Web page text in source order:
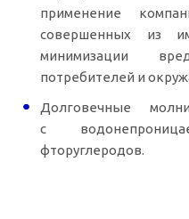
применение
совершенных из
минимизации
потребителей и
Долговечные
с
фторуглеродов.